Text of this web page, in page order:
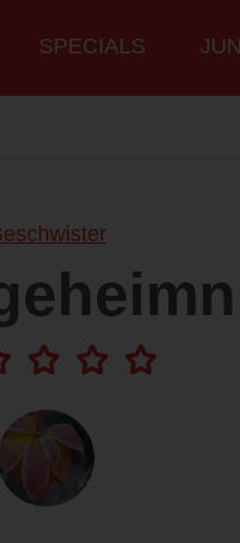
Hauptmenü
SPECIALS